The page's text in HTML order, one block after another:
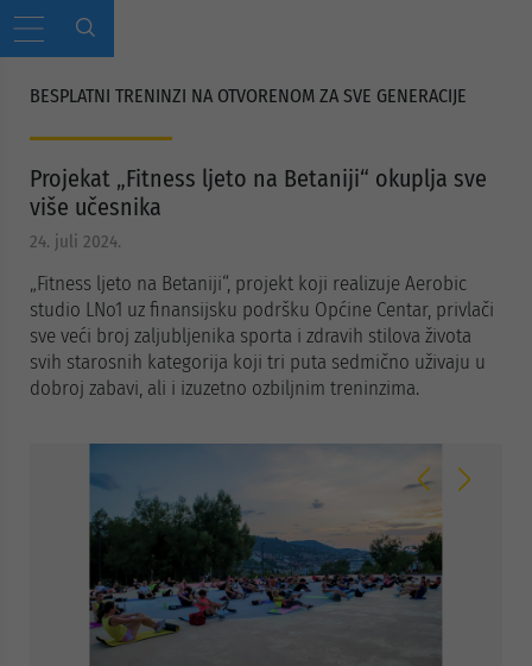
BESPLATNI TRENINZI NA OTVORENOM ZA SVE GENERACIJE
Projekat „Fitness ljeto na Betaniji“ okuplja sve
više učesnika
24. juli 2024.
„Fitness ljeto na Betaniji“, projekt koji realizuje Aerobic
studio LNo1 uz finansijsku podršku Općine Centar, privlači
sve veći broj zaljubljenika sporta i zdravih stilova života
svih starosnih kategorija koji tri puta sedmično uživaju u
dobroj zabavi, ali i izuzetno ozbiljnim treninzima.